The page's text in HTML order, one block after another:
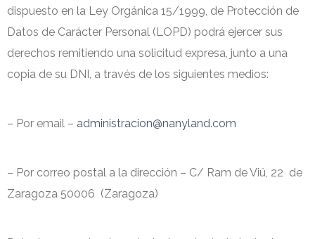
dispuesto en la Ley Orgánica 15/1999, de Protección de
Datos de Carácter Personal (LOPD) podrá ejercer sus
derechos remitiendo una solicitud expresa, junto a una
copia de su DNI, a través de los siguientes medios:
– Por email – administracion@nanyland.com
– Por correo postal a la dirección – C/ Ram de Viú, 22 de
Zaragoza 50006 (Zaragoza)